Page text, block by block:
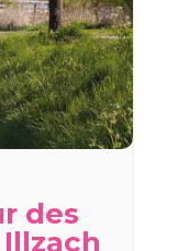
des
Illzach